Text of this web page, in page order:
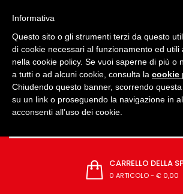
CARRELLO DELLA
0 ARTICOLO- € 0,00
Informativa
Questo sito o gli strumenti terzi da questo
di cookie necessari al funzionamento ed utili
nella cookie policy. Se vuoi saperne di più o
a tutti o ad alcuni cookie, consulta la cookie
Chiudendo questo banner, scorrendo
su un link o proseguendo la navigazione in
acconsenti all’uso dei cookie.